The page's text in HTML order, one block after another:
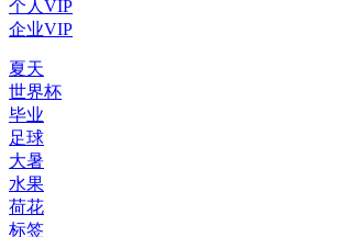
个人VIP
企业VIP
夏天
世界杯
毕业
足球
大暑
水果
荷花
标签